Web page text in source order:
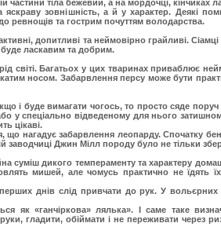
тіла бежевий, а на мордочці, кінчиках
зовнішність, а й у характер. Деякі
ревнощів та гострим почуттям володарства.
допитливі та неймовірно грайливі.
ласкавим та добрим.
світі. Багатьох у цих тваринах приваблює
носом. Забарвлення персу може бути
і буде вимагати чогось, то просто сяде
у спеціально відведеному для нього
цікаві.
нагадує забарвлення леопарду. Спочатку
заводчиці Джин Мілл породу було не тільки
суміш дикого темпераменту та характеру
мишей, але чомусь практично не їдять
днів слід привчати до рук. У
як «ганчіркова» лялька». І саме таке
гладити, обіймати і не переживати через